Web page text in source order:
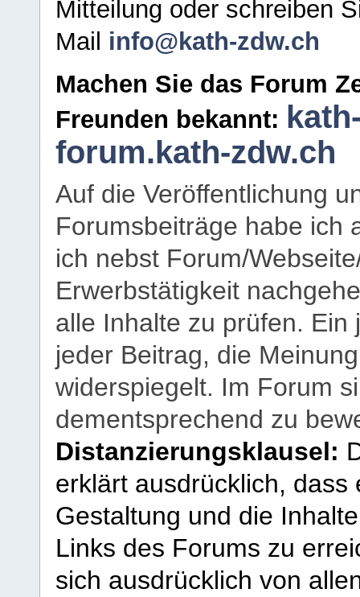
Mitteilung oder schreiben
Mail info@kath-zdw.ch
Machen Sie das Forum
Freunden bekannt:
forum.kath-zdw.ch
Auf die Veröffentlichung
Forumsbeiträge habe ich
ich nebst Forum/
Erwerbstätigkeit
alle Inhalte zu prüfen.
jeder Beitrag, die
widerspiegelt. Im Forum
dementsprechend zu
Distanzierungsklausel:
erklärt ausdrücklich,
Gestaltung und die
Links des Forums zu
sich ausdrücklich von